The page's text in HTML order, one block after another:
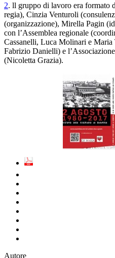
2. ll gruppo di lavoro era formato
regia), Cinzia Venturoli
(organizzazione), Mirella Pagin
con l’Assemblea regionale
Cassanelli, Luca Molinari e Maria
Fabrizio Danielli) e
(Nicoletta Grazia).
Autore